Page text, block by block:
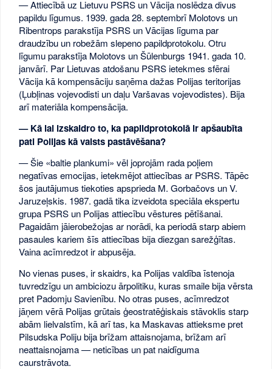
— Attiecībā uz Lietuvu PSRS un Vācija noslēdza divus
papildu līgumus. 1939. gada 28. septembrī Molotovs un
Ribentrops parakstīja PSRS un Vācijas līguma par
draudzību un robežām slepeno papildprotokolu. Otru
līgumu parakstīja Molotovs un Šūlenburgs 1941. gada 10.
janvārī. Par Lietuvas atdošanu PSRS ietekmes sfērai
Vācija kā kompensāciju saņēma dažas Polijas teritorijas
(Ļubļinas vojevodisti un daļu Varšavas vojevodistes). Bija
arī materiāla kompensācija.
— Kā lai izskaidro to, ka papildprotokolā ir apšaubīta
pati Polijas kā valsts pastāvēšana?
— Šie «baltie plankumi» vēl joprojām rada poļiem
negatīvas emocijas, ietekmējot attiecības ar PSRS. Tāpēc
šos jautājumus tiekoties apsprieda M. Gorbačovs un V.
Jaruzeļskis. 1987. gadā tika izveidota speciāla ekspertu
grupa PSRS un Polijas attiecību vēstures pētīšanai.
Pagaidām jāierobežojas ar norādi, ka periodā starp abiem
pasaules kariem šīs attiecības bija diezgan sarežģītas.
Vaina acīmredzot ir abpusēja.
No vienas puses, ir skaidrs, ka Polijas valdība īstenoja
tuvredzīgu un ambiciozu ārpolitiku, kuras smaile bija vērsta
pret Padomju Savienību. No otras puses, acīmredzot
jāņem vērā Polijas grūtais ģeostratēģiskais stāvoklis starp
abām lielvalstīm, kā arī tas, ka Maskavas attieksme pret
Pilsudska Poliju bija brīžam attaisnojama, brīžam arī
neattaisnojama — neticības un pat naidīguma
caurstrāvota.